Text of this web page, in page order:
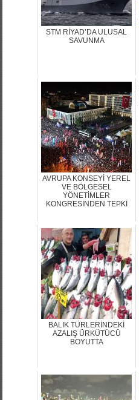
STM RİYAD’DA ULUSAL
SAVUNMA
AVRUPA KONSEYİ YEREL
VE BÖLGESEL
YÖNETİMLER
KONGRESİNDEN TEPKİ
BALIK TÜRLERİNDEKİ
AZALIŞ ÜRKÜTÜCÜ
BOYUTTA